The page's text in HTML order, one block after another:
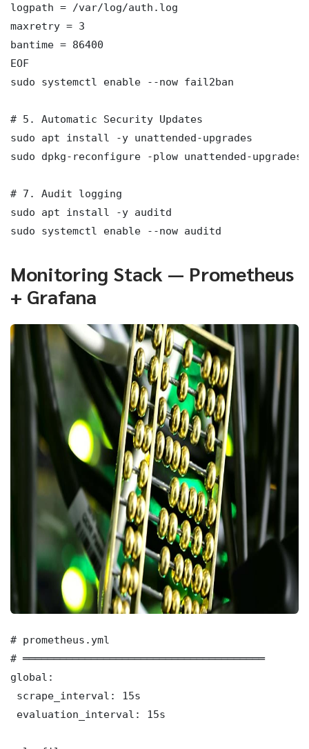
logpath = /var/log/auth.log
maxretry = 3
bantime = 86400
EOF
sudo systemctl enable --now fail2ban
# 5. Automatic Security Updates
sudo apt install -y unattended-upgrades
sudo dpkg-reconfigure -plow unattended-upgrades
# 7. Audit logging
sudo apt install -y auditd
sudo systemctl enable --now auditd
Monitoring Stack — Prometheus
+ Grafana
# prometheus.yml
# ═══════════════════════════════════════
global:
scrape_interval: 15s
evaluation_interval: 15s